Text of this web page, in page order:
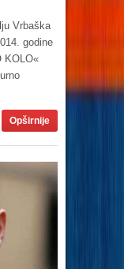
Vrbaška
godine
KOLO«
Opširnije